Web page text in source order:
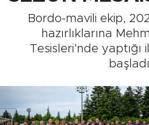
Bordo-mavili ekip,
hazırlıklarına
Tesisleri’nde
Medya
Sağlık
Teknoloji